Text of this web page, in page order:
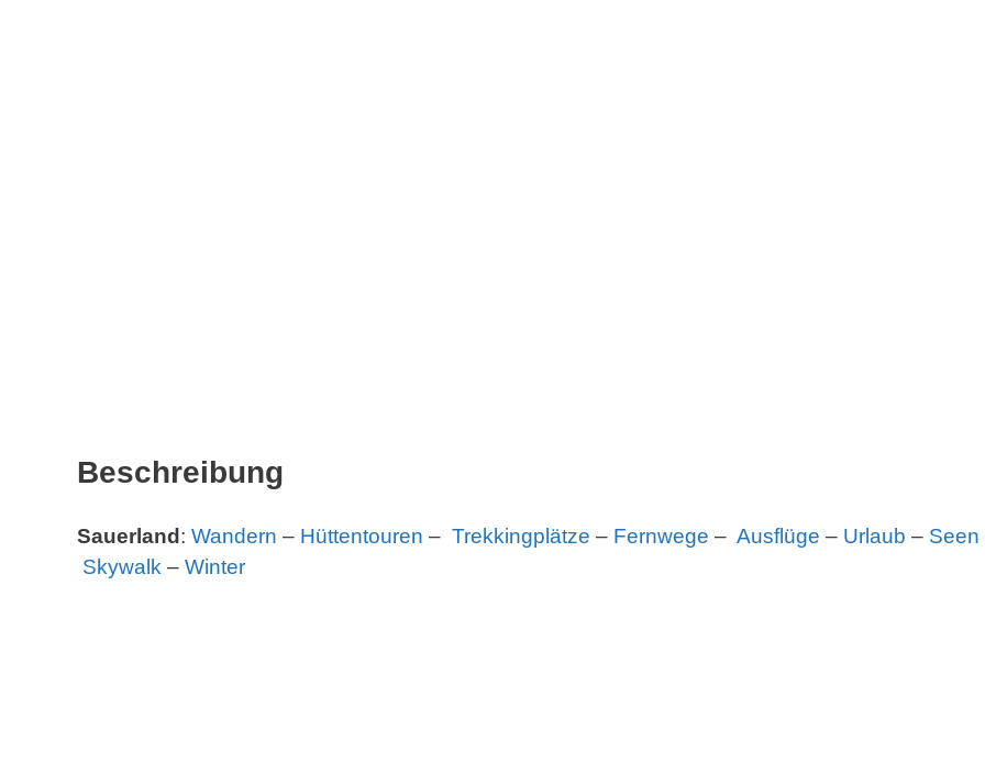
Beschreibung
Sauerland : Wandern – Hüttentouren – Trekkingplätze – Fernwege – Ausflüge – Urlaub – Seen
Skywalk – Winter